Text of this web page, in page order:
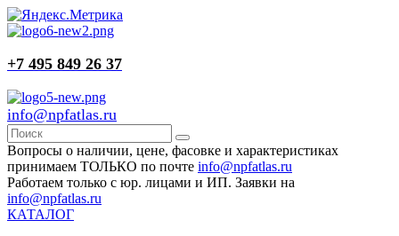
+7 495 849 26 37
info@npfatlas.ru
Вопросы о наличии, цене, фасовке и характеристиках
принимаем ТОЛЬКО по почте info@npfatlas.ru
Работаем только с юр. лицами и ИП. Заявки на
info@npfatlas.ru
КАТАЛОГ